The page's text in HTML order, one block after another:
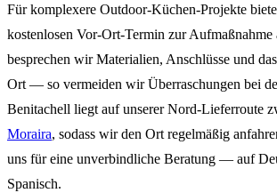
Für komplexere Outdoor-Küchen-Projekte
kostenlosen Vor-Ort-Termin zur Aufmaßnahme
besprechen wir Materialien, Anschlüsse und
Ort — so vermeiden wir Überraschungen bei
Benitachell liegt auf unserer Nord-Lieferroute
Moraira, sodass wir den Ort regelmäßig
uns für eine unverbindliche Beratung — auf
Spanisch.